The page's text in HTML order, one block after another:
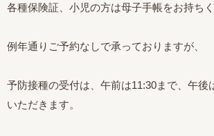
各種保険証、小児の方は母子手帳をお持ちく
例年通りご予約なしで承っておりますが、
予防接種の受付は、午前は11:30まで、午後
いただきます。